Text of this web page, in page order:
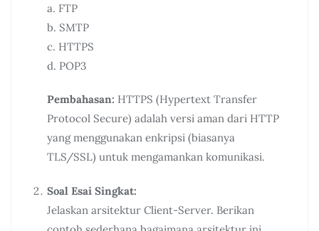
a. FTP
b. SMTP
c. HTTPS
d. POP3
Pembahasan: HTTPS (Hypertext Transfer
Protocol Secure) adalah versi aman dari HTTP
yang menggunakan enkripsi (biasanya
TLS/SSL) untuk mengamankan komunikasi.
Soal Esai Singkat:
Jelaskan arsitektur Client-Server. Berikan